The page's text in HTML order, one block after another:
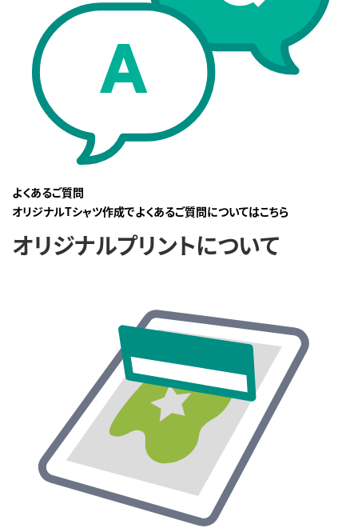
よくあるご質問
オリジナルTシャツ作成でよくあるご質問についてはこちら
オリジナルプリントについて